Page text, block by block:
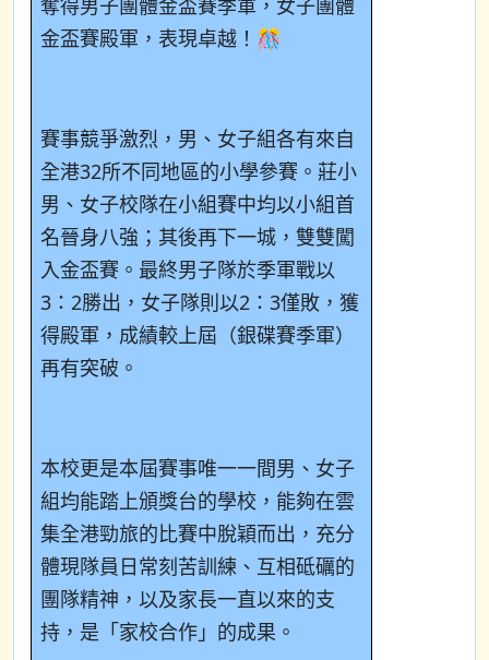
奪得男子團體金盃賽季軍，女子團體
金盃賽殿軍，表現卓越！🎊
賽事競爭激烈，男、女子組各有來自
全港32所不同地區的小學參賽。莊小
男、女子校隊在小組賽中均以小組首
名晉身八強；其後再下一城，雙雙闖
入金盃賽。最終男子隊於季軍戰以
3 ： 2勝出，女子隊則以2 ： 3僅敗，獲
得殿軍，成績較上屆（銀碟賽季軍）
再有突破。
本校更是本屆賽事唯一一間男、女子
組均能踏上頒獎台的學校，能夠在雲
集全港勁旅的比賽中脫穎而出，充分
體現隊員日常刻苦訓練、互相砥礪的
團隊精神，以及家長一直以來的支
持，是「家校合作」的成果。